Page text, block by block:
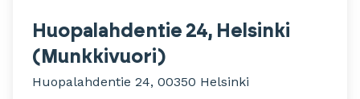
Huopalahdentie 24, Helsinki
(Munkkivuori)
Huopalahdentie 24, 00350 Helsinki